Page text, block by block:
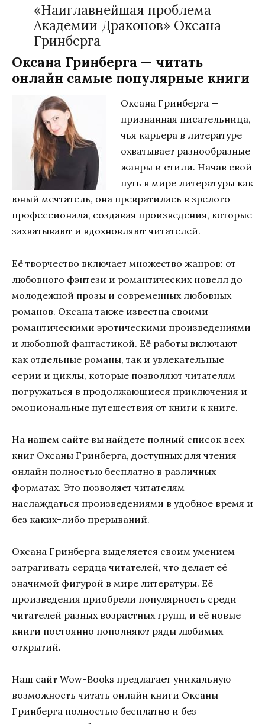
«Наиглавнейшая проблема
Академии Драконов» Оксана
Гринберга
Оксана Гринберга — читать
онлайн самые популярные книги
Оксана Гринберга —
признанная писательница,
чья карьера в литературе
охватывает разнообразные
жанры и стили. Начав свой
путь в мире литературы как
юный мечтатель, она превратилась в зрелого
профессионала, создавая произведения, которые
захватывают и вдохновляют читателей.
Её творчество включает множество жанров: от
любовного фэнтези и романтических новелл до
молодежной прозы и современных любовных
романов. Оксана также известна своими
романтическими эротическими произведениями
и любовной фантастикой. Её работы включают
как отдельные романы, так и увлекательные
серии и циклы, которые позволяют читателям
погружаться в продолжающиеся приключения и
эмоциональные путешествия от книги к книге.
На нашем сайте вы найдете полный список всех
книг Оксаны Гринберга, доступных для чтения
онлайн полностью бесплатно в различных
форматах. Это позволяет читателям
наслаждаться произведениями в удобное время и
без каких-либо прерываний.
Оксана Гринберга выделяется своим умением
затрагивать сердца читателей, что делает её
значимой фигурой в мире литературы. Её
произведения приобрели популярность среди
читателей разных возрастных групп, и её новые
книги постоянно пополняют ряды любимых
открытий.
Наш сайт Wow-Books предлагает уникальную
возможность читать онлайн книги Оксаны
Гринберга полностью бесплатно и без